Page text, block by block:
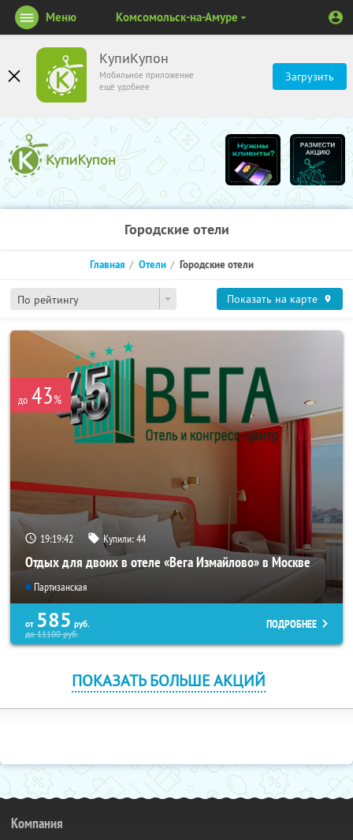
КупиКупон
Мобильное приложение
ещё удобнее
Загрузить
Меню Комсомольск-на-Амуре
Городские отели
По рейтингу
Главная Отели Городские отели
Показать на карте
до 43%
19:19:42 Купили:44
Отдых для двоих в отеле «Вега Измайлово» в Москве
Партизанская
от 585 руб.
до11100руб.
ПОДРОБНЕЕ
ПОКАЗАТЬ БОЛЬШЕ АКЦИЙ
Компания